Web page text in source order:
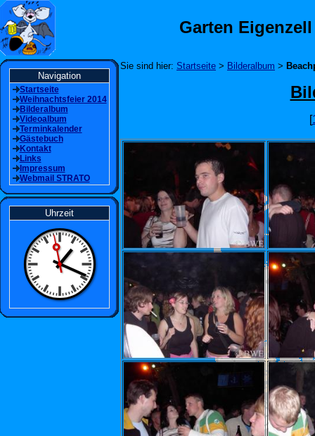
Garten
Navigation
Startseite
Weihnachtsfeier 2014
Bilderalbum
Videoalbum
Terminkalender
Gästebuch
Kontakt
Links
Impressum
Webmail STRATO
Uhrzeit
Sie sind hier: Startseite > Bilderalbum >
[